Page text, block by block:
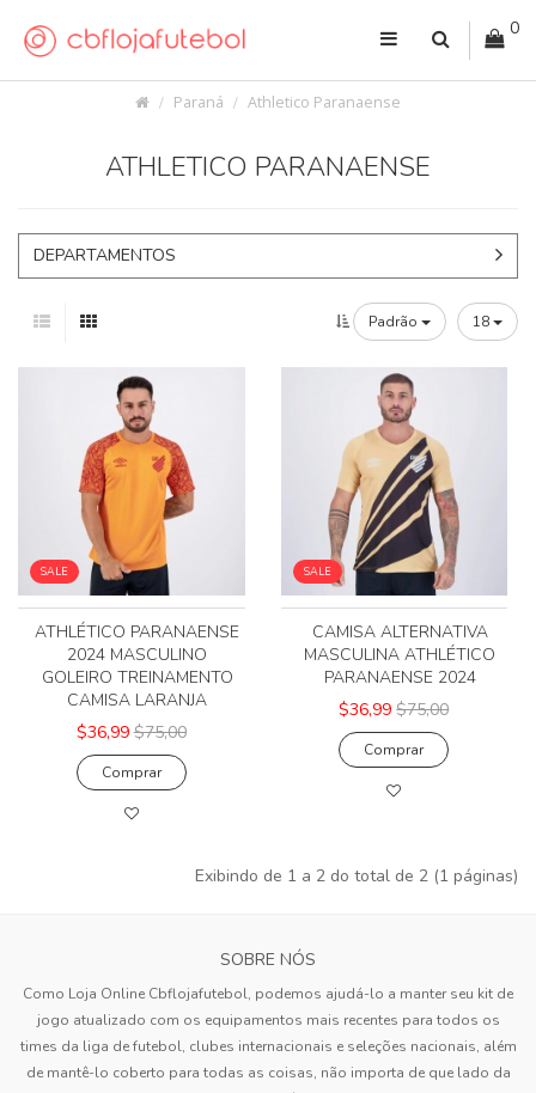
0
Paraná Athletico Paranaense
ATHLETICO PARANAENSE
DEPARTAMENTOS
Padrão 18
SALE
ATHLÉTICO PARANAENSE
2024 MASCULINO
GOLEIRO TREINAMENTO
CAMISA LARANJA
$36,99 $75,00
Comprar
SALE
CAMISA ALTERNATIVA
MASCULINA ATHLÉTICO
PARANAENSE 2024
$36,99 $75,00
Comprar
Exibindo de 1 a 2 do total de 2 (1 páginas)
SOBRE NÓS
Como Loja Online Cbflojafutebol, podemos ajudá-lo a manter seu kit de
jogo atualizado com os equipamentos mais recentes para todos os
times da liga de futebol, clubes internacionais e seleções nacionais, além
de mantê-lo coberto para todas as coisas, não importa de que lado da